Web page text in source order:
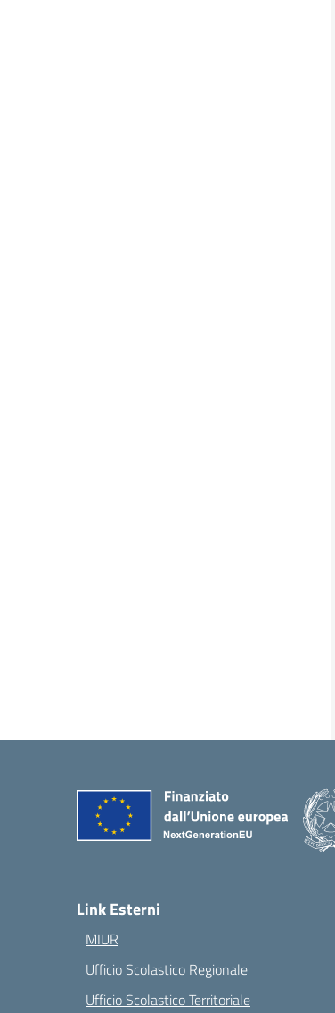
Link Esterni
MIUR
Ufficio Scolastico Regionale
Ufficio Scolastico Territoriale